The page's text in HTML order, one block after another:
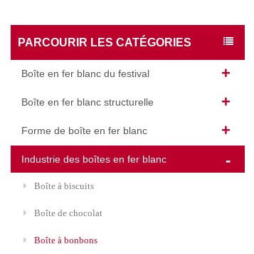
PARCOURIR LES CATÉGORIES
Boîte en fer blanc du festival
Boîte en fer blanc structurelle
Forme de boîte en fer blanc
Industrie des boîtes en fer blanc
Boîte à biscuits
Boîte de chocolat
Boîte à bonbons